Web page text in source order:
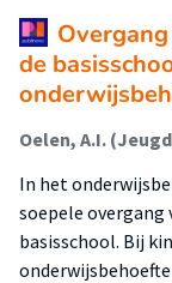
de
Oelen, A.I.
In het
soepele overgang
basisschool. Bij